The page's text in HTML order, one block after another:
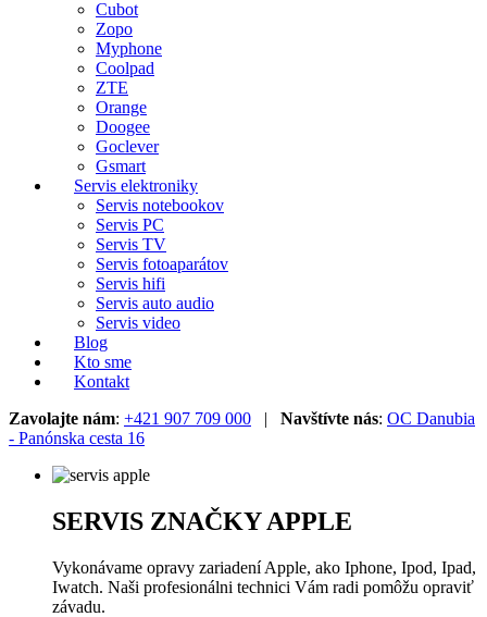
Cubot
Zopo
Myphone
Coolpad
ZTE
Orange
Doogee
Goclever
Gsmart
Servis elektroniky
Servis notebookov
Servis PC
Servis TV
Servis fotoaparátov
Servis hifi
Servis auto audio
Servis video
Blog
Kto sme
Kontakt
Zavolajte nám: +421 907 709 000 | Navštívte nás: OC Danubia
- Panónska cesta 16
SERVIS ZNAČKY APPLE
Vykonávame opravy zariadení Apple, ako Iphone, Ipod, Ipad,
Iwatch. Naši profesionálni technici Vám radi pomôžu opraviť
závadu.